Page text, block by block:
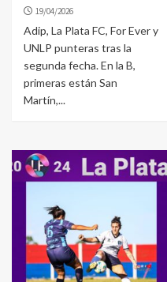
19/04/2026
Adip, La Plata FC, For Ever y
UNLP punteras tras la
segunda fecha. En la B,
primeras están San
Martín,...